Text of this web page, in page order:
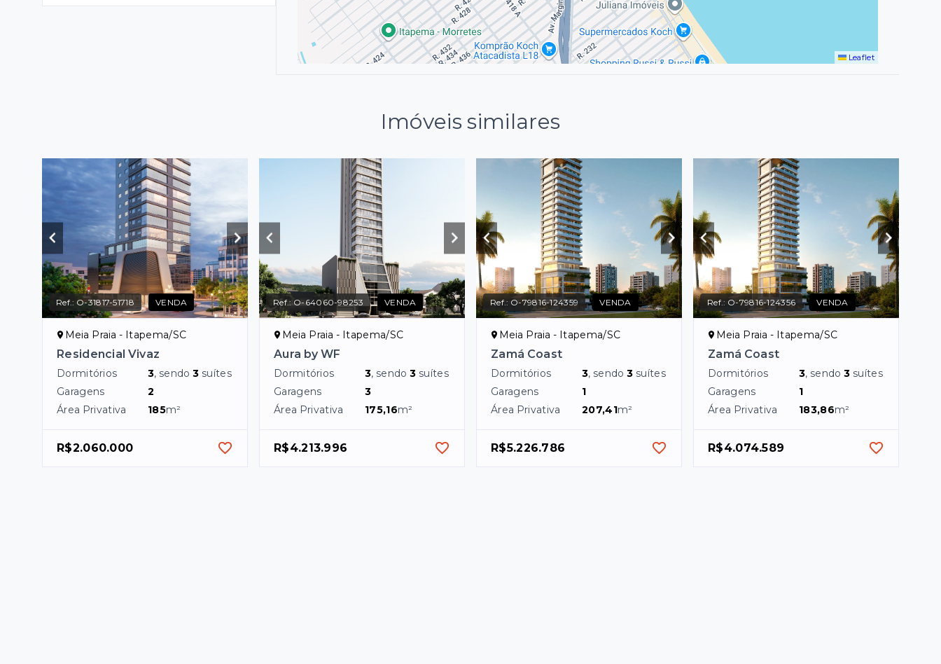
Leaflet
Imóveis similares
Ref.: O-31817-51718 VENDA
Meia Praia - Itapema/SC
Residencial Vivaz
Dormitórios 3, sendo3 suítes
Garagens
2
Área Privativa
185m²
R$2.060.000
Ref.:O-64060-98253 VENDA
Meia Praia - Itapema/SC
Aura by WF
Dormitórios 3, sendo3 suítes
Garagens
3
Área Privativa
175,16m²
R$4.213.996
Ref.: O-79816-124359 VENDA
Meia Praia - Itapema/SC
Zamá Coast
Dormitórios 3, sendo3 suítes
Garagens
1
Área Privativa
207,41m²
R$5.226.786
Ref.: O-79816-124356 VENDA
Meia Praia - Itapema/SC
Zamá Coast
Dormitórios 3, sendo3 suítes
Garagens
1
Área Privativa
183,86m²
R$4.074.589